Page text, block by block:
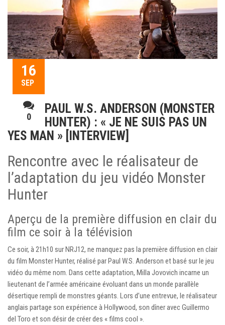
16
SEP
0
PAUL W.S. ANDERSON (MONSTER
HUNTER) : « JE NE SUIS PAS UN
YES MAN » [INTERVIEW]
Rencontre avec le réalisateur de
l’adaptation du jeu vidéo Monster
Hunter
Aperçu de la première diffusion en clair du
film ce soir à la télévision
Ce soir, à 21h10 sur NRJ12, ne manquez pas la première diffusion en clair
du film Monster Hunter, réalisé par Paul W.S. Anderson et basé sur le jeu
vidéo du même nom. Dans cette adaptation, Milla Jovovich incarne un
lieutenant de l’armée américaine évoluant dans un monde parallèle
désertique rempli de monstres géants. Lors d’une entrevue, le réalisateur
anglais partage son expérience à Hollywood, son dîner avec Guillermo
del Toro et son désir de créer des « films cool ».